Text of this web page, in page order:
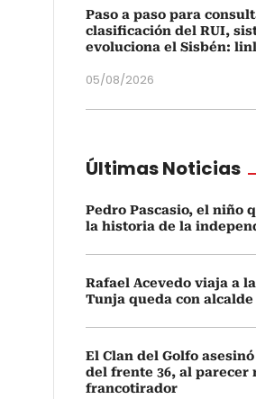
Paso a paso para
clasificación del RUI,
evoluciona el Sisbén:
05/08/2026
Últimas Noticias
Pedro Pascasio, el niño
la historia de la
Rafael Acevedo viaja a
Tunja queda con
El Clan del Golfo
del frente 36, al parecer
francotirador